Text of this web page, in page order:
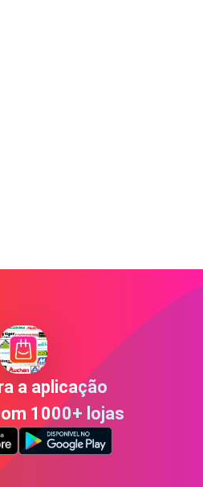
a aplicação
1000+ lojas